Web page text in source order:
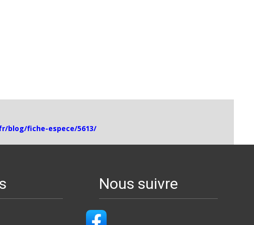
blog/fiche-espece/5613/
Nous suivre